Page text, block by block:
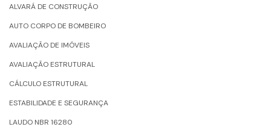
ALVARÁ DE CONSTRUÇÃO
AUTO CORPO DE BOMBEIRO
AVALIAÇÃO DE IMÓVEIS
AVALIAÇÃO ESTRUTURAL
CÁLCULO ESTRUTURAL
ESTABILIDADE E SEGURANÇA
LAUDO NBR 16280